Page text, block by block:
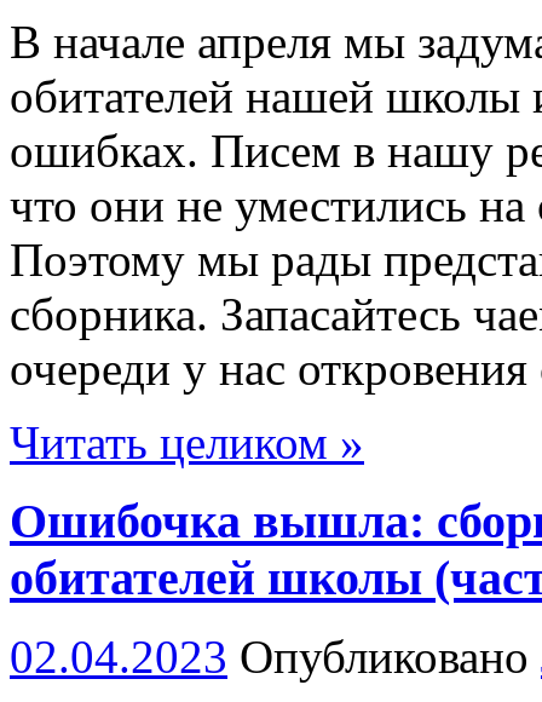
В начале апреля мы
обитателей нашей школы
ошибках. Писем в нашу
что они не уместились
Поэтому мы рады
сборника. Запасайтесь
очереди у нас
Читать целиком »
Ошибочка вышла:
обитателей школы
02.04.2023 Опубликовано